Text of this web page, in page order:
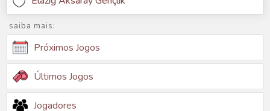
saiba mais:
Próximos Jogos
Últimos Jogos
Jogadores